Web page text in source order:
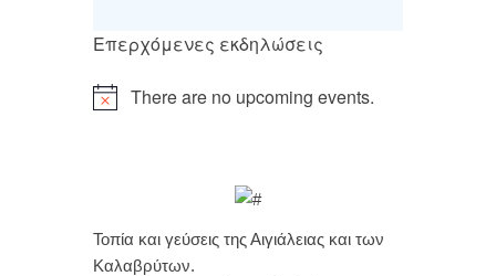
Επερχόμενες εκδηλώσεις
There are no upcoming events.
Τοπία και γεύσεις της Αιγιάλειας και των
Καλαβρύτων.